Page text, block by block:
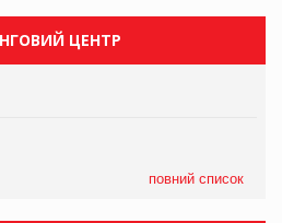
ЦЕНТР
повний список